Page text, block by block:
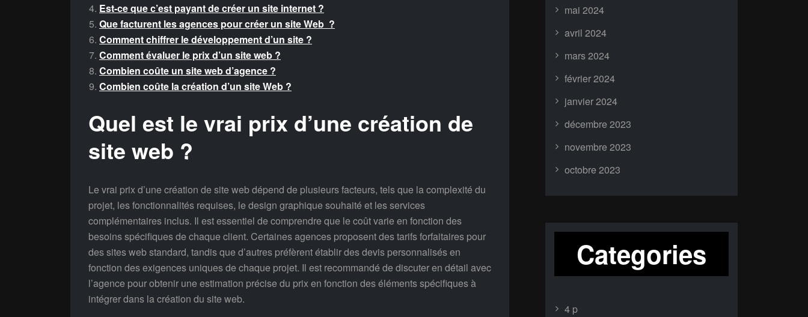
Est-ce que c’est payant de créer un site internet ?
Que facturent les agences pour créer un site Web ?
Comment chiffrer le développement d’un site ?
Comment évaluer le prix d’un site web ?
Combien coûte un site web d’agence ?
Combien coûte la création d’un site Web ?
Quel est le vrai prix d’une création de
site web ?
Le vrai prix d’une création de site web dépend de plusieurs facteurs, tels que la complexité du
projet, les fonctionnalités requises, le design graphique souhaité et les services
complémentaires inclus. Il est essentiel de comprendre que le coût varie en fonction des
besoins spécifiques de chaque client. Certaines agences proposent des tarifs forfaitaires pour
des sites web standard, tandis que d’autres préfèrent établir des devis personnalisés en
fonction des exigences uniques de chaque projet. Il est recommandé de discuter en détail avec
l’agence pour obtenir une estimation précise du prix en fonction des éléments spécifiques à
intégrer dans la création du site web.
mai 2024
avril 2024
mars 2024
février 2024
janvier 2024
décembre 2023
novembre 2023
octobre 2023
Categories
4 p